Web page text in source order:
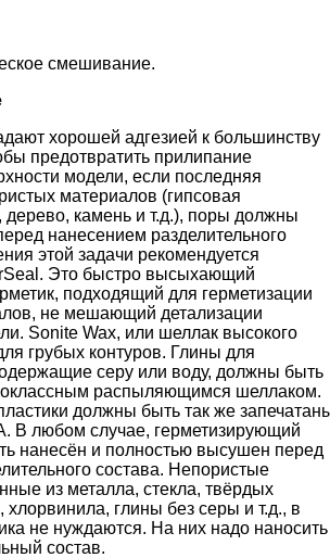
смешивание.
хорошей адгезией к большинству
предотвратить прилипание
модели, если последняя
материалов (гипсовая
дерево, камень и т.д.), поры должны
нанесением разделительного
этой задачи рекомендуется
Это быстро высыхающий
подходящий для герметизации
не мешающий детализации
Sonite Wax, или шеллак высокого
грубых контуров. Глины для
серу или воду, должны быть
распыляющимся шеллаком.
должны быть так же
В любом случае, герметизирующий
нанесён и полностью высушен перед
состава. Непористые
из металла, стекла, твёрдых
хлорвинила, глины без серы и т.д., в
не нуждаются. На них надо наносить
состав.